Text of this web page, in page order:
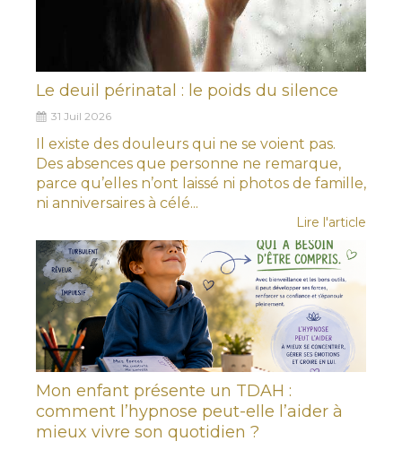
Le deuil périnatal : le poids du silence
31 Juil 2026
Il existe des douleurs qui ne se voient pas.
Des absences que personne ne remarque,
parce qu’elles n’ont laissé ni photos de famille,
ni anniversaires à célé...
Lire l'article
Mon enfant présente un TDAH :
comment l’hypnose peut-elle l’aider à
mieux vivre son quotidien ?